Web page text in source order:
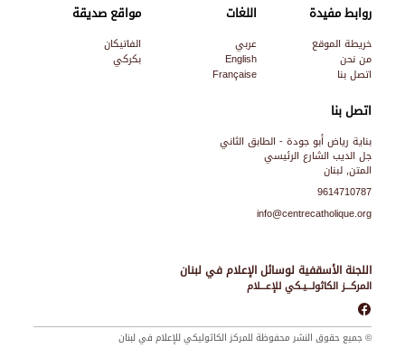
اللجنة الأسقفية لوسائل الإعلام في لبنان
المركـــز الكاثولـــيـكي للإعـــلام
اتصل بنا
بناية رياض أبو جودة - الطابق الثاني
جل الديب الشارع الرئيسي
المتن, لبنان
9614710787
info@centrecatholique.org
روابط مفيدة
خريطة الموقع
من نحن
اتصل بنا
اللغات
عربي
English
Française
مواقع صديقة
الفاتيكان
بكركي
© جميع حقوق النشر محفوظة للمركز الكاثوليكي للإعلام في لبنان